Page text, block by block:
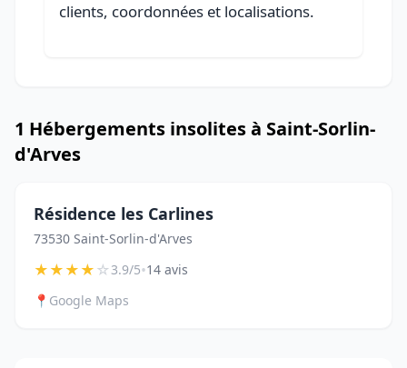
clients, coordonnées et localisations.
1 Hébergements insolites à Saint-Sorlin-
d'Arves
Résidence les Carlines
73530 Saint-Sorlin-d'Arves
★★★★☆3.9/5•14 avis
📍 Google Maps